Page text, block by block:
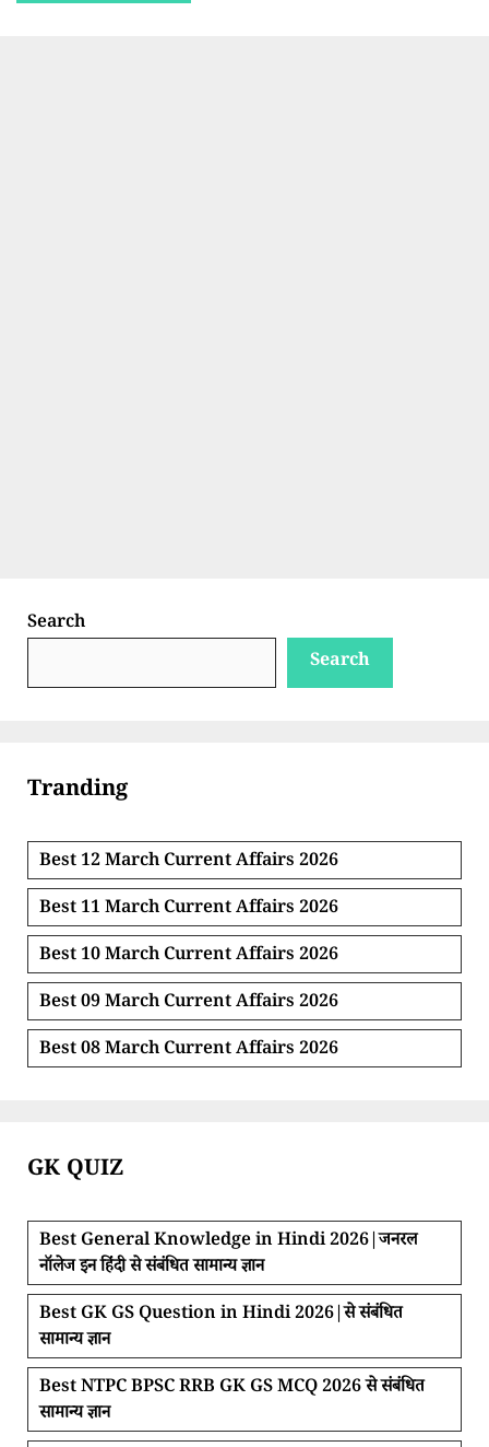
Search
Search
Tranding
Best 12 March Current Affairs 2026
Best 11 March Current Affairs 2026
Best 10 March Current Affairs 2026
Best 09 March Current Affairs 2026
Best 08 March Current Affairs 2026
GK QUIZ
Best General Knowledge in Hindi 2026|जनरल
नॉलेज इन हिंदी से संबंधित सामान्य ज्ञान
Best GK GS Question in Hindi 2026|से संबंधित
सामान्य ज्ञान
Best NTPC BPSC RRB GK GS MCQ 2026 से संबंधित
सामान्य ज्ञान